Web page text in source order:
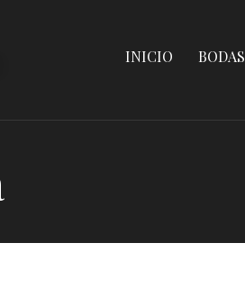
INICIO BODAS